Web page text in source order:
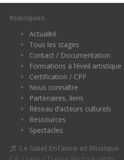
Rubriques
Actualité
Tous les stages
Contact / Documentation
Formations à l’éveil
Certification / CPF
Nous connaître
Partenaires, liens
Réseau d’acteurs culturels
Ressources
Spectacles
Le label Enfance et Musique